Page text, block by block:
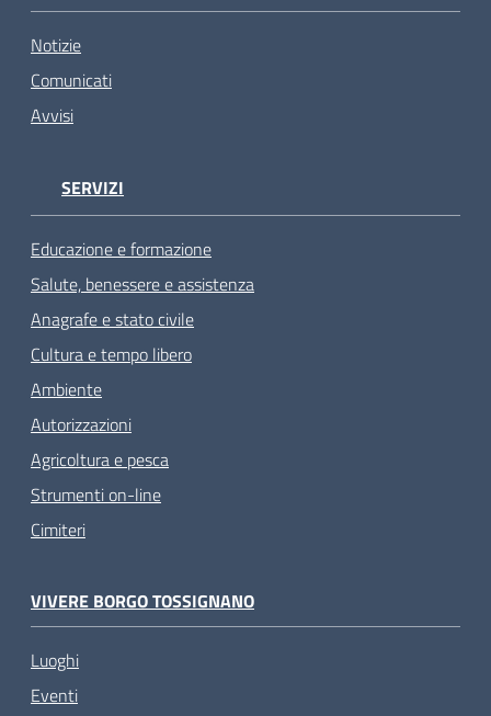
Notizie
Comunicati
Avvisi
SERVIZI
Educazione e formazione
Salute, benessere e assistenza
Anagrafe e stato civile
Cultura e tempo libero
Ambiente
Autorizzazioni
Agricoltura e pesca
Strumenti on-line
Cimiteri
VIVERE BORGO TOSSIGNANO
Luoghi
Eventi